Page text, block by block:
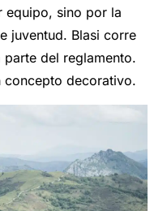
equipo, sino por la
juventud. Blasi corre
del reglamento.
concepto decorativo.